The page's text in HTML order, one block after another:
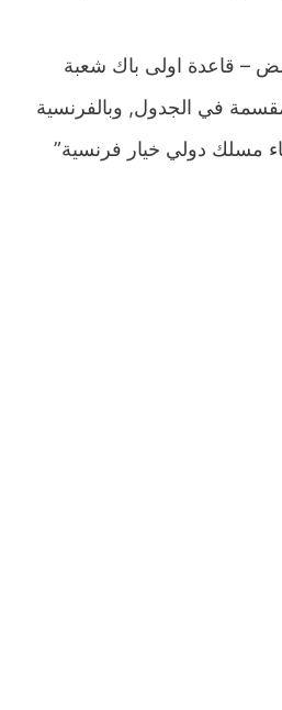
– قاعدة اولى باك شعبة
مقسمة في الجدول, وبالفرنسية
مسلك دولي خيار فرنسية”